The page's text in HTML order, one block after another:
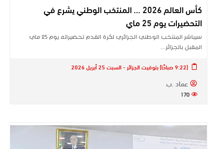
كأس العالم 2026 … المنتخب الوطني يشرع في
التحضيرات يوم 25 ماي
سيباشر المنتخب الوطني الجزائري لكرة القدم تحضيراته يوم 25 ماي
المقبل بالجزائر…
[9:22 صباحًا] بتوقيت الجزائر - السبت 25 أبريل 2026
عماد .ب
170